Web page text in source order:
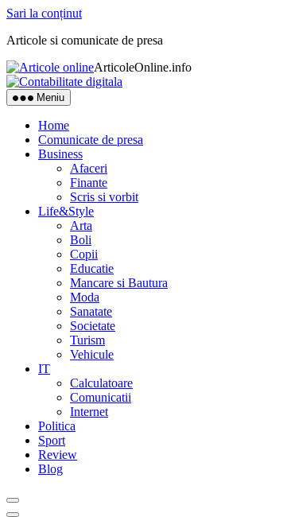
Sari la conținut
Articole si comunicate de presa
ArticoleOnline.info
Meniu
Home
Comunicate de presa
Business
Afaceri
Finante
Scris si vorbit
Life&Style
Arta
Boli
Copii
Educatie
Mancare si Bautura
Moda
Sanatate
Societate
Turism
Vehicule
IT
Calculatoare
Comunicatii
Internet
Politica
Sport
Review
Blog